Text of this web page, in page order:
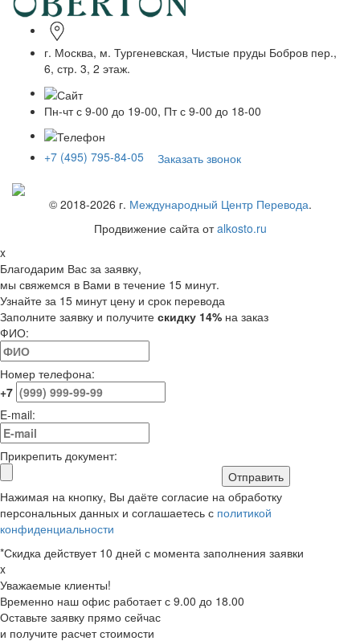
г. Москва, м. Тургеневская, Чистые пруды Бобров пер.,
6, стр. 3, 2 этаж.
Пн-чт с 9-00 до 19-00, Пт с 9-00 до 18-00
+7 (495) 795-84-05 Заказать звонок
© 2018-2026 г. Международный Центр Перевода.
Продвижение сайта отalkosto.ru
x
Благодарим Вас за заявку,
мы свяжемся в Вами в течение 15 минут.
Узнайте за 15 минут цену и срок перевода
Заполните заявку и получите скидку 14% на заказ
ФИО:
Номер телефона:
+7
E-mail:
Прикрепить документ:
Отправить
Нажимая на кнопку, Вы даёте согласие на обработку
персональных данных и соглашаетесь с политикой
конфиденциальности
*Скидка действует 10 дней с момента заполнения заявки
x
Уважаемые клиенты!
Временно наш офис работает с 9.00 до 18.00
Оставьте заявку прямо сейчас
и получите расчет стоимости